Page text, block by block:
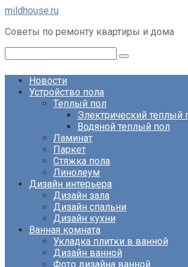
Перейти
контенту
mildhouse.ru
Советы по ремонту квартиры и дома
Новости
Устройство пола
Теплый пол
Электрический теплый
Водяной теплый пол
Ламинат
Паркет
Стяжка пола
Линолеум
Дизайн интерьера
Дизайн зала
Дизайн спальни
Дизайн кухни
Ванная комната
Укладка плитки в ванной
Дизайн ванной
Фото дизайна ванной